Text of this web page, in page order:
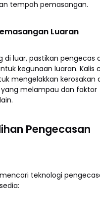
tempoh pemasangan.
Luaran
di luar, pastikan pengecas
kegunaan luaran. Kalis
mengelakkan kerosakan
melampau dan faktor
Pengecasan
teknologi